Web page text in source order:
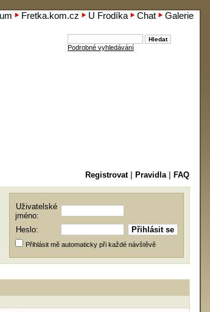
Fretka.kom.cz U Frodíka Chat Galerie
Podrobné vyhledávání
Registrovat| Pravidla| FAQ
Uživatelské
jméno:
Heslo:
Přihlásit mě automaticky při každé návštěvě